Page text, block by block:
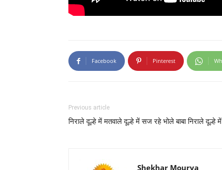
Facebook Pinterest
Previous article
निराले दूल्हे में मतवाले दूल्हे में सज रहे भोले बाबा निराले दूल्हे में
Shekhar Mourya